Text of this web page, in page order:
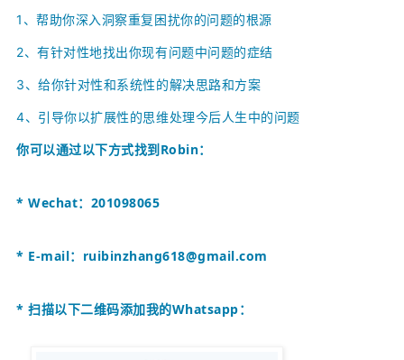
1、帮助你深入洞察重复困扰你的问题的根源
2、有针对性地找出你现有问题中问题的症结
3、给你针对性和系统性的解决思路和方案
4、引导你以扩展性的思维处理今后人生中的问题
你可以通过以下方式找到Robin：
* Wechat：201098065
* E-mail： ruibinzhang618@gmail.com
* 扫描以下二维码添加我的Whatsapp：